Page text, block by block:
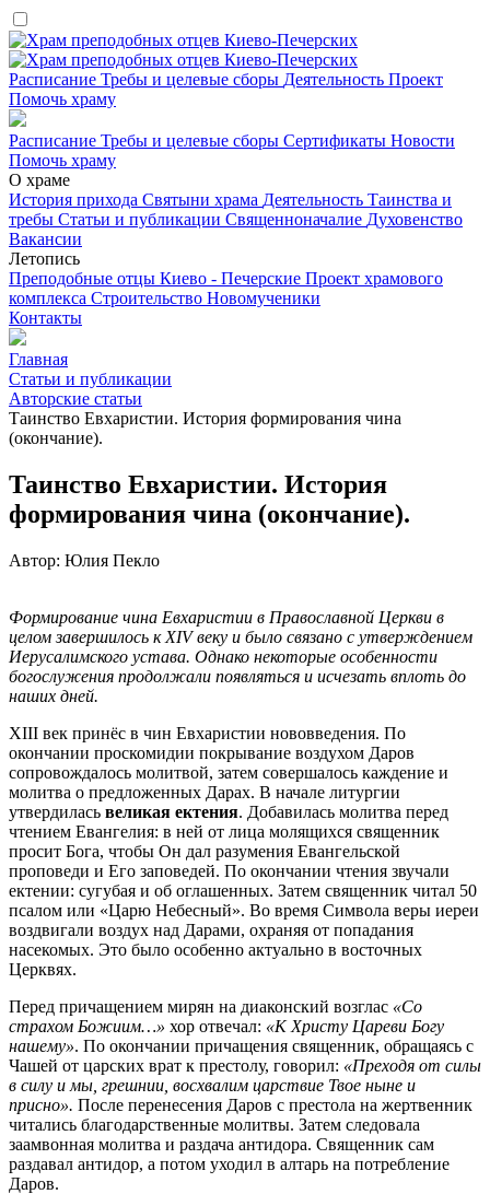
Расписание Требы и целевые сборы Деятельность Проект
Помочь храму
Расписание Требы и целевые сборы Сертификаты Новости
Помочь храму
О храме
История прихода Святыни храма Деятельность Таинства и
требы Статьи и публикации Священноначалие Духовенство
Вакансии
Летопись
Преподобные отцы Киево - Печерские Проект храмового
комплекса Строительство Новомученики
Контакты
Главная
Статьи и публикации
Авторские статьи
Таинство Евхаристии. История формирования чина
(окончание).
Таинство Евхаристии. История
формирования чина (окончание).
Автор: Юлия Пекло
Формирование чина Евхаристии в Православной Церкви в
целом завершилось к XIV веку и было связано с утверждением
Иерусалимского устава. Однако некоторые особенности
богослужения продолжали появляться и исчезать вплоть до
наших дней.
ХIII век принёс в чин Евхаристии нововведения. По
окончании проскомидии покрывание воздухом Даров
сопровождалось молитвой, затем совершалось каждение и
молитва о предложенных Дарах. В начале литургии
утвердилась великая ектения. Добавилась молитва перед
чтением Евангелия: в ней от лица молящихся священник
просит Бога, чтобы Он дал разумения Евангельской
проповеди и Его заповедей. По окончании чтения звучали
ектении: сугубая и об оглашенных. Затем священник читал 50
псалом или «Царю Небесный». Во время Символа веры иереи
воздвигали воздух над Дарами, охраняя от попадания
насекомых. Это было особенно актуально в восточных
Церквях.
Перед причащением мирян на диаконский возглас «Со
страхом Божиим…» хор отвечал: «К Христу Цареви Богу
нашему». По окончании причащения священник, обращаясь с
Чашей от царских врат к престолу, говорил: «Преходя от силы
в силу и мы, грешнии, восхвалим царствие Твое ныне и
присно». После перенесения Даров с престола на жертвенник
читались благодарственные молитвы. Затем следовала
заамвонная молитва и раздача антидора. Священник сам
раздавал антидор, а потом уходил в алтарь на потребление
Даров.